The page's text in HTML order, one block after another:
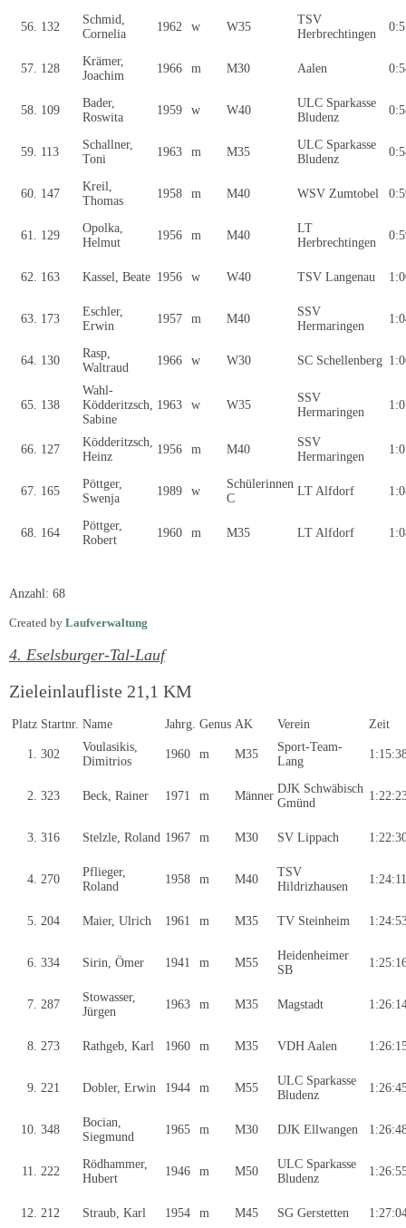
56. 132
Schmid,
Cornelia
1962 w W35
TSV
Herbrechtingen
57. 128
Krämer,
Joachim
1966 m M30 Aalen
58. 109
Bader,
Roswita
1959 w W40
ULC Sparkasse
Bludenz
59. 113
Schallner,
Toni
1963 m M35
ULC Sparkasse
Bludenz
60. 147
Kreil,
Thomas
1958 m M40 WSV Zumtobel
61. 129
Opolka,
Helmut
1956 m M40
LT
Herbrechtingen
62. 163 Kassel, Beate 1956 w W40 TSV Langenau
63. 173
Eschler,
Erwin
1957 m M40
SSV
Hermaringen
64. 130
Rasp,
Waltraud
1966 w W30 SC Schellenberg
65. 138
Wahl-
Ködderitzsch,
Sabine
1963 w W35
SSV
Hermaringen
66. 127
Ködderitzsch,
Heinz
1956 m M40
SSV
Hermaringen
67. 165
Pöttger,
Swenja
1989 w
Schülerinnen
C
LT Alfdorf
68. 164
Pöttger,
Robert
1960 m M35 LT Alfdorf
Anzahl: 68
Created by Laufverwaltung
4. Eselsburger-Tal-Lauf
Zieleinlaufliste 21,1 KM
Platz Startnr. Name Jahrg. Genus AK Verein Zeit
1. 302
Voulasikis,
Dimitrios
1960 m M35
Sport-Team-
Lang
2. 323 Beck, Rainer 1971 m Männer
DJK Schwäbisch
Gmünd
3. 316 Stelzle, Roland 1967 m M30 SV Lippach
4. 270
Pflieger,
Roland
1958 m M40
TSV
Hildrizhausen
5. 204 Maier, Ulrich 1961 m M35 TV Steinheim
6. 334 Sirin, Ömer 1941 m M55
Heidenheimer
SB
7. 287
Stowasser,
Jürgen
1963 m M35 Magstadt
8. 273 Rathgeb, Karl 1960 m M35 VDH Aalen
9. 221 Dobler, Erwin 1944 m M55
ULC Sparkasse
Bludenz
10. 348
Bocian,
Siegmund
1965 m M30 DJK Ellwangen
11. 222
Rödhammer,
Hubert
1946 m M50
ULC Sparkasse
Bludenz
12. 212 Straub, Karl 1954 m M45 SG Gerstetten